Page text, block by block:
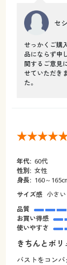
セ
せっかくご購
品にならず申
関するご意見
せていただき
た。
年代: 60代
性別: 女性
身長: 160～
サイズ感 小さい
品質
お買い得感
使いやすさ
きちんとボリ
バストをコン